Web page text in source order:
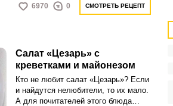
6970 0 СМОТРЕТЬ РЕЦЕПТ
Салат «Цезарь» с
креветками и майонезом
Кто не любит салат «Цезарь»? Если
и найдутся нелюбители, то их мало.
А для почитателей этого блюда